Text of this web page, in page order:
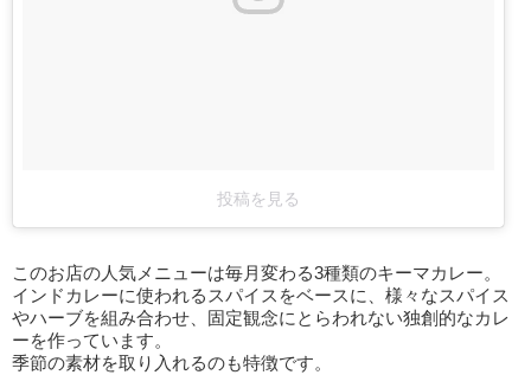
投稿を見る
このお店の人気メニューは毎月変わる3種類のキーマカレー。
インドカレーに使われるスパイスをベースに、様々なスパイス
やハーブを組み合わせ、固定観念にとらわれない独創的なカレ
ーを作っています。
季節の素材を取り入れるのも特徴です。